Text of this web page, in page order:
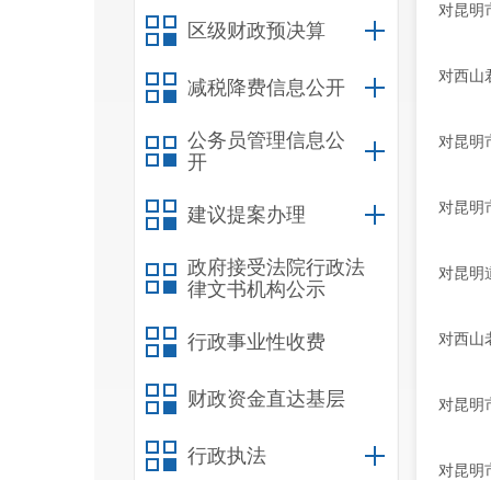
区级财政预决算
减税降费信息公开
公务员管理信息公
开
建议提案办理
政府接受法院行政法
律文书机构公示
行政事业性收费
财政资金直达基层
行政执法
对昆明
对西山
对昆明
对昆明
对昆明
对西山
对昆明
对昆明